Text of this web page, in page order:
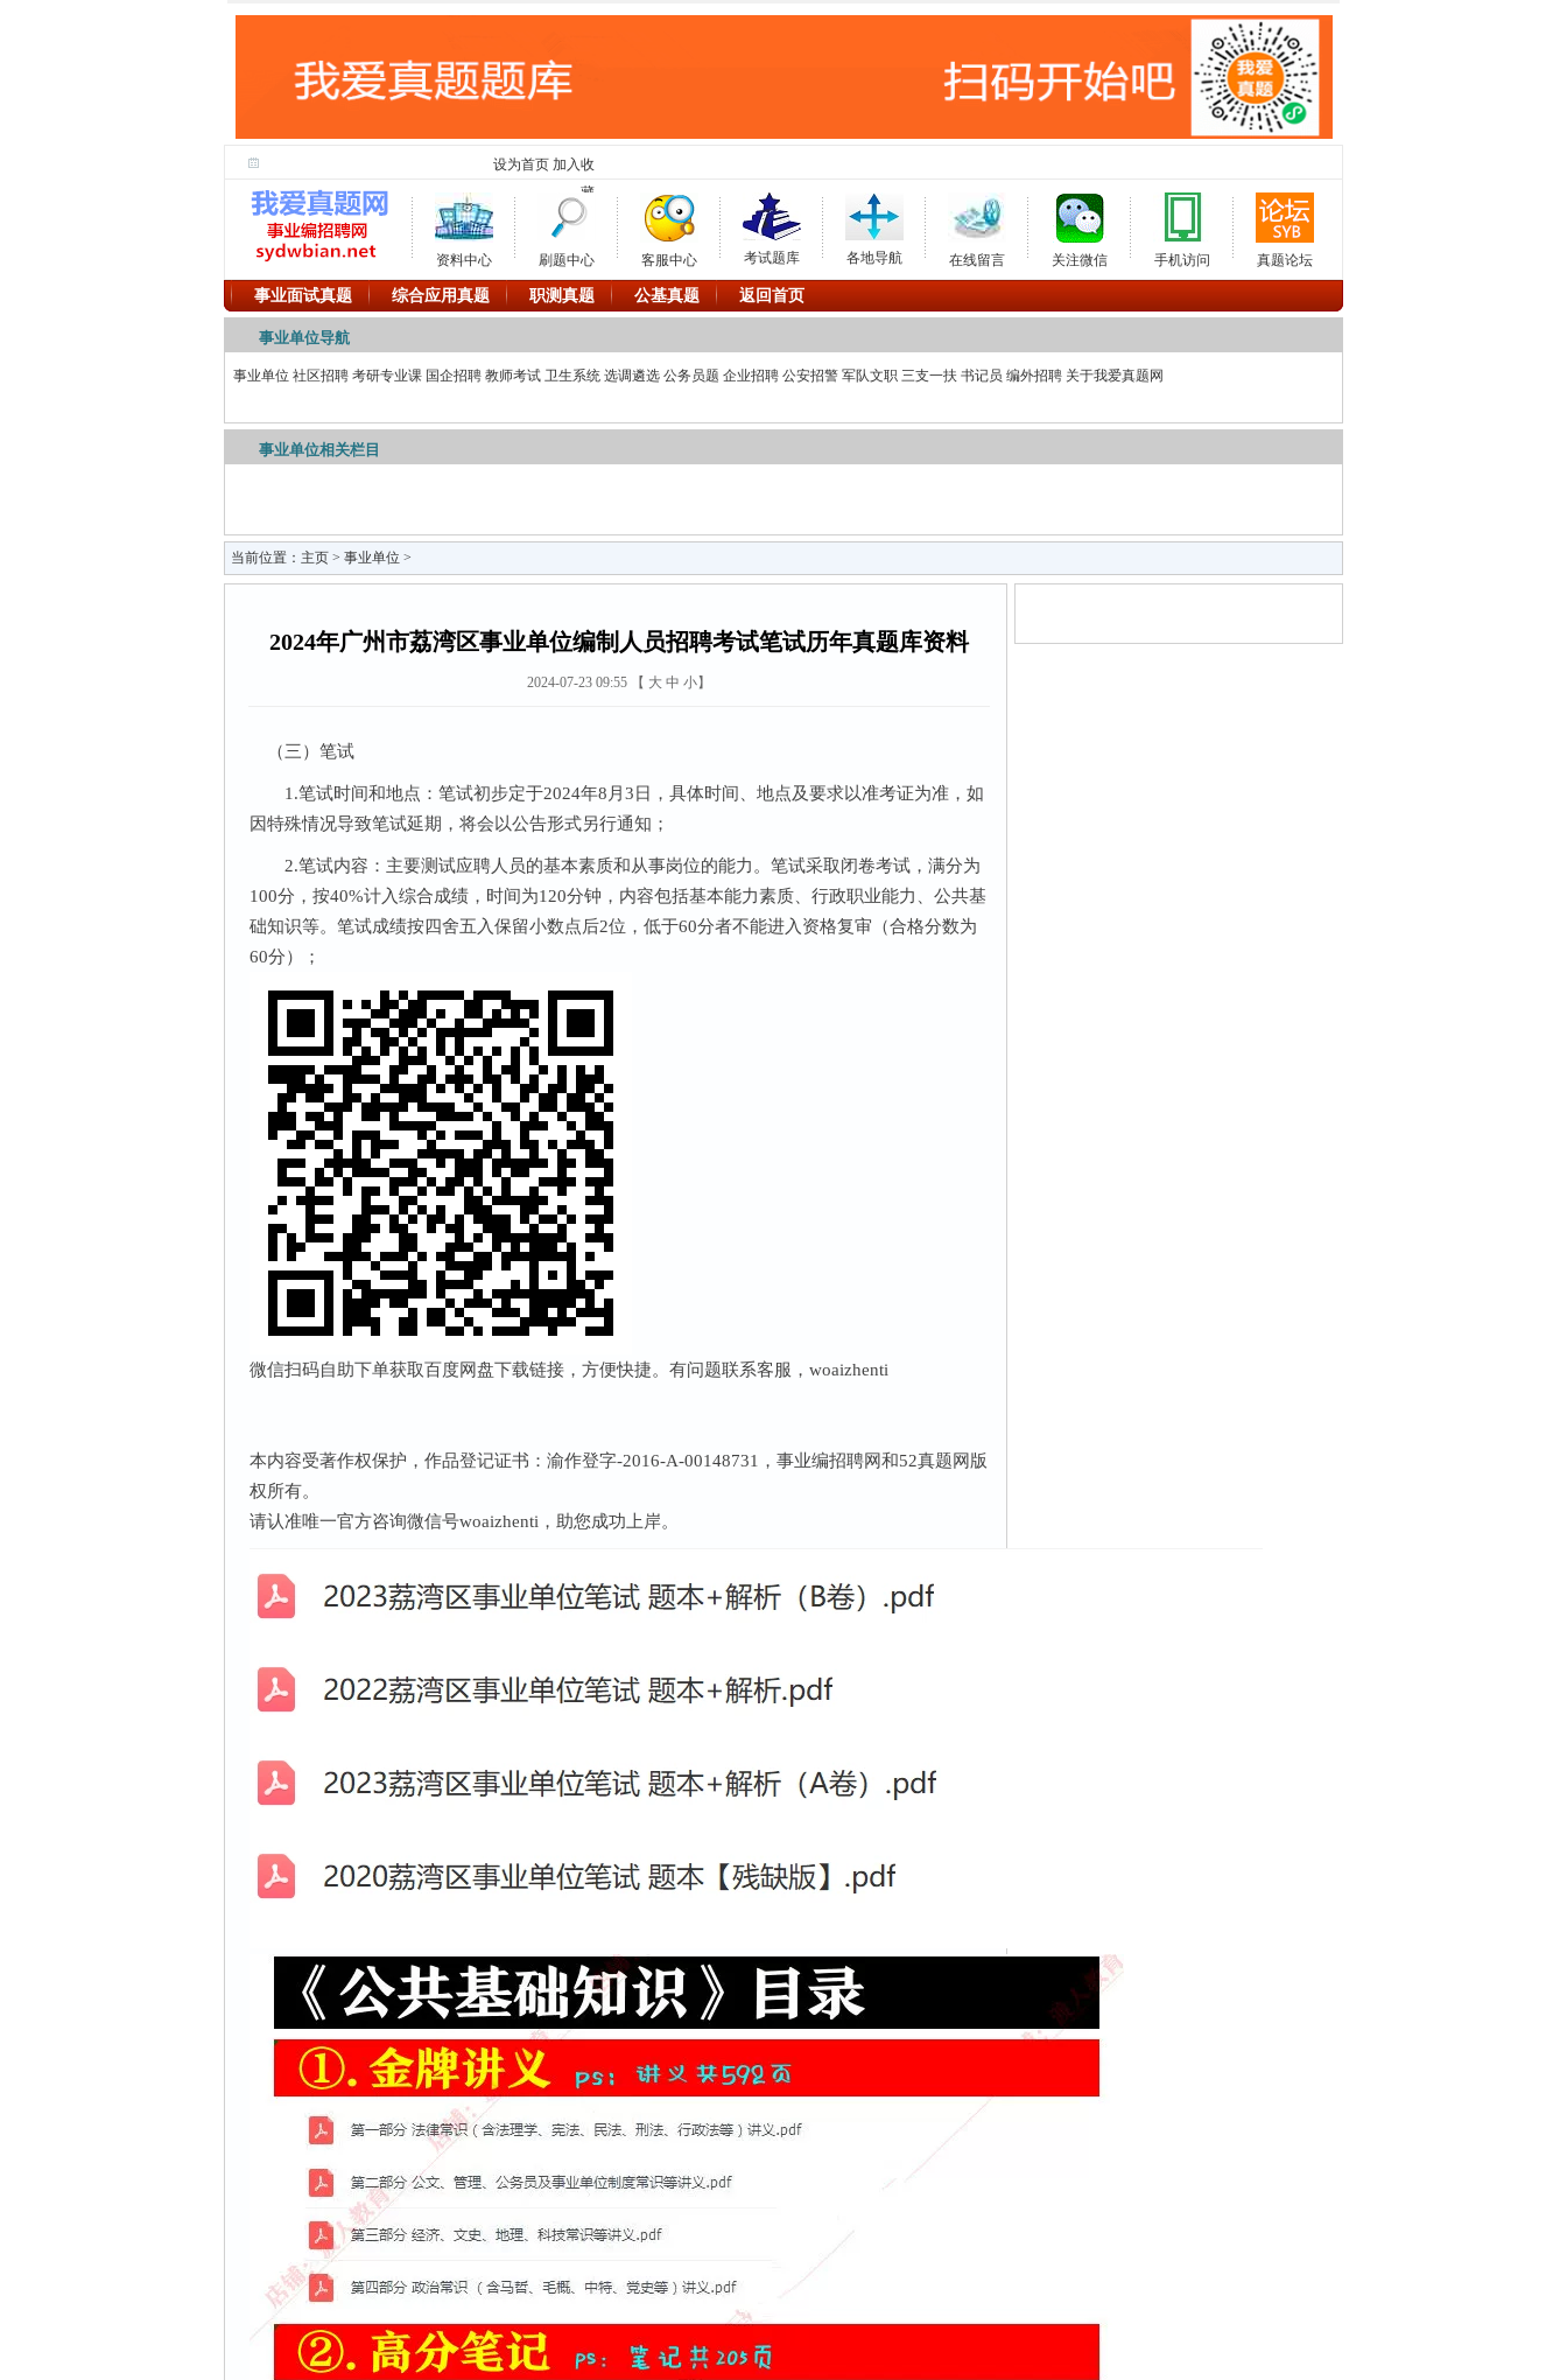
设为首页 加入收
藏
资料中心 刷题中心 客服中心 考试题库 各地导航 在线留言 关注微信 手机访问 真题论坛
事业面试真题 综合应用真题 职测真题 公基真题 返回首页
事业单位导航
事业单位 社区招聘 考研专业课 国企招聘 教师考试 卫生系统 选调遴选 公务员题 企业招聘 公安招警 军队文职 三支一扶 书记员 编外招聘 关于我爱真题网
事业单位相关栏目
当前位置： 主页 > 事业单位 >
2024年广州市荔湾区事业单位编制人员招聘考试笔试历年真题库资料
2024-07-23 09:55 【 大 中 小】
（三）笔试
1.笔试时间和地点：笔试初步定于2024年8月3日，具体时间、地点及要求以准考证为准，如
因特殊情况导致笔试延期，将会以公告形式另行通知；
2.笔试内容：主要测试应聘人员的基本素质和从事岗位的能力。笔试采取闭卷考试，满分为
100分，按40%计入综合成绩，时间为120分钟，内容包括基本能力素质、行政职业能力、公共基
础知识等。笔试成绩按四舍五入保留小数点后2位，低于60分者不能进入资格复审（合格分数为
60分）；
微信扫码自助下单获取百度网盘下载链接，方便快捷。有问题联系客服，woaizhenti
本内容受著作权保护，作品登记证书：渝作登字-2016-A-00148731，事业编招聘网和52真题网版
权所有。
请认准唯一官方咨询微信号woaizhenti，助您成功上岸。